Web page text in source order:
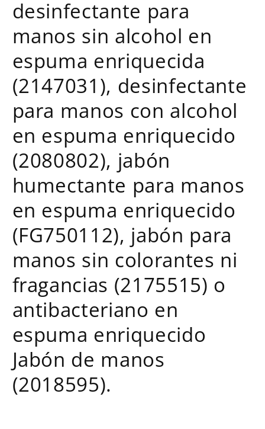
desinfectante para
manos sin alcohol en
espuma enriquecida
(2147031), desinfectante
para manos con alcohol
en espuma enriquecido
(2080802), jabón
humectante para manos
en espuma enriquecido
(FG750112), jabón para
manos sin colorantes ni
fragancias (2175515) o
antibacteriano en
espuma enriquecido
Jabón de manos
(2018595).